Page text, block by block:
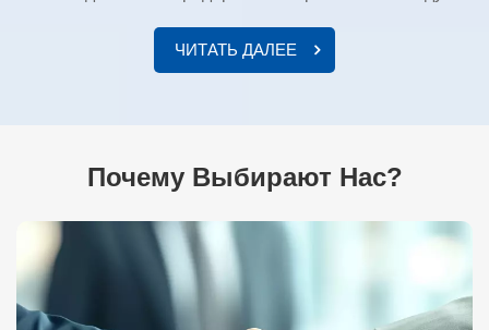
«стремления к совершенству и приоритета качества»,
компания фокусируется на исследованиях и
создавая уникальную линейку продукции,
обслуживающую различные клинические отделения.
ShouLiang-med стремится предоставлять безопасные и
высококачественные комплексные решения для
клинического лечения.
ЧИТАТЬ ДАЛЕЕ
Почему Выбирают Нас?